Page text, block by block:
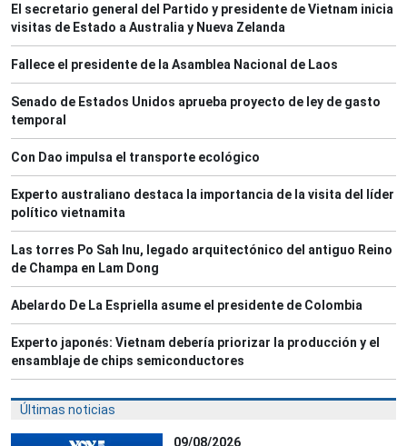
El secretario general del Partido y presidente de Vietnam inicia
visitas de Estado a Australia y Nueva Zelanda
Fallece el presidente de la Asamblea Nacional de Laos
Senado de Estados Unidos aprueba proyecto de ley de gasto
temporal
Con Dao impulsa el transporte ecológico
Experto australiano destaca la importancia de la visita del líder
político vietnamita
Las torres Po Sah Inu, legado arquitectónico del antiguo Reino
de Champa en Lam Dong
Abelardo De La Espriella asume el presidente de Colombia
Experto japonés: Vietnam debería priorizar la producción y el
ensamblaje de chips semiconductores
Últimas noticias
09/08/2026